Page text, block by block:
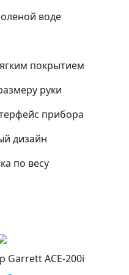
воде
покрытием
руки
прибора
дизайн
по весу
Garrett ACE-200i